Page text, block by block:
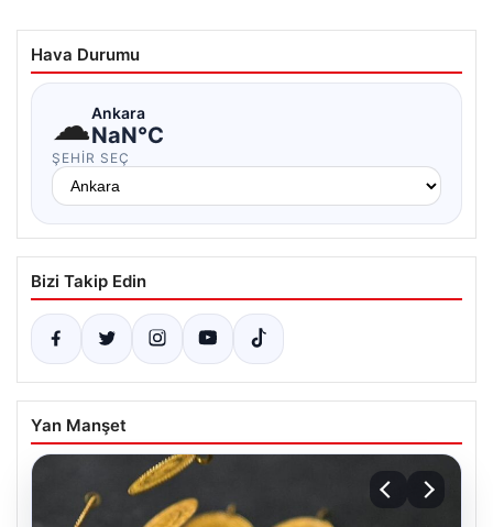
Hava Durumu
☁Ankara
NaN°C
ŞEHIR SEÇ
Bizi Takip Edin
Yan Manşet